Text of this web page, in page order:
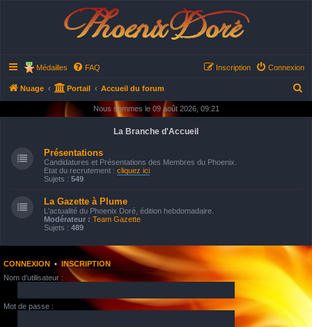
Phoenix Doré
Médailles FAQ Connexion
Inscription
Nuage Portail Accueil du forum
Nous sommes le 09 août 2026, 09:21
La Branche d'Accueil
Présentations
Candidatures et Présentations des Membres du Phoenix.
Etat du recrutement : cliquez ici
Sujets : 549
La Gazette à Plume
L'actualité du Phoenix Doré, édition hebdomadaire.
Modérateur : Team Gazette
Sujets : 489
CONNEXION • INSCRIPTION
Nom d’utilisateur :
Mot de passe :